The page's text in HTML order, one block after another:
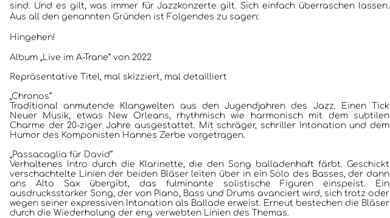
sind. Und es gilt, was immer für Jazzkonzerte gilt. Sich einfach überraschen lassen.
Aus all den genannten Gründen ist Folgendes zu sagen:
Hingehen!
Album „Live im A-Trane“ von 2022
Repräsentative Titel, mal skizziert, mal detailliert
„Chronos“
Traditional anmutende Klangwelten aus den Jugendjahren des Jazz. Einen Tick
Neuer Musik, etwas New Orleans, rhythmisch wie harmonisch mit dem subtilen
Charme der 20-ziger Jahre ausgestattet. Mit schräger, schriller Intonation und dem
Humor des Komponisten Hannes Zerbe vorgetragen.
„Passacaglia für David“
Verhaltenes Intro durch die Klarinette, die den Song balladenhaft färbt. Geschickt
verschachtelte Linien der beiden Bläser leiten über in ein Solo des Basses, der dann
ans Alto Sax übergibt, das fulminante solistische Figuren einspeist. Ein
ausdrucksstarker Song, der von Piano, Bass und Drums avanciert wird, sich trotz oder
wegen seiner expressiven Intonation als Ballade erweist. Erneut bestechen die Bläser
durch die Wiederholung der eng verwebten Linien des Themas.